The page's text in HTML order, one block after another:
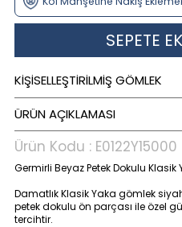
SEPETE
KİŞİSELLEŞTİRİLMİŞ GÖMLEK
ÜRÜN AÇIKLAMASI
Ürün Kodu : E0122Y15000
Germirli Beyaz Petek Dokulu
Damatlık Klasik Yaka gömlek
petek dokulu ön parçası ile özel
tercihtir.